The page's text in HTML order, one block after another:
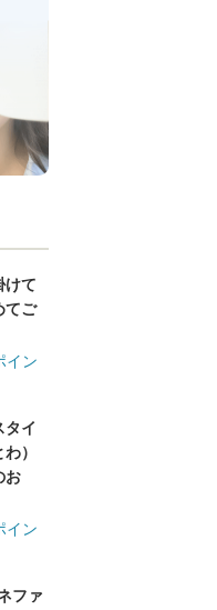
けて
てご
イン
タイ
）
お
イン
ファ